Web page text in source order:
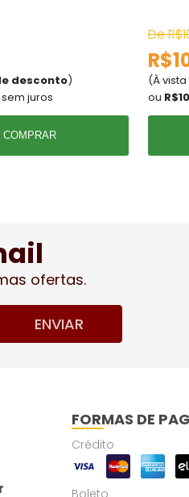
desconto)
sem juros
COMPRAR
De
(À
ou
ofertas.
ENVIAR
FORMAS DE
Crédito
Boleto